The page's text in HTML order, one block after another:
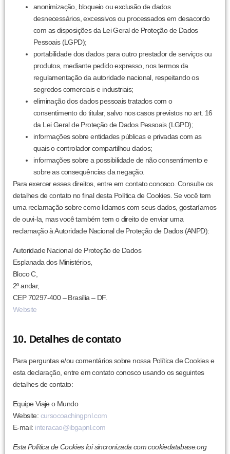
anonimização, bloqueio ou exclusão de dados
desnecessários, excessivos ou processados em desacordo
com as disposições da Lei Geral de Proteção de Dados
Pessoais (LGPD);
portabilidade dos dados para outro prestador de serviços ou
produtos, mediante pedido expresso, nos termos da
regulamentação da autoridade nacional, respeitando os
segredos comerciais e industriais;
eliminação dos dados pessoais tratados com o
consentimento do titular, salvo nos casos previstos no art. 16
da Lei Geral de Proteção de Dados Pessoais (LGPD);
informações sobre entidades públicas e privadas com as
quais o controlador compartilhou dados;
informações sobre a possibilidade de não consentimento e
sobre as consequências da negação.
Para exercer esses direitos, entre em contato conosco. Consulte os
detalhes de contato no final desta Política de Cookies. Se você tem
uma reclamação sobre como lidamos com seus dados, gostaríamos
de ouvi-la, mas você também tem o direito de enviar uma
reclamação à Autoridade Nacional de Proteção de Dados (ANPD):
Autoridade Nacional de Proteção de Dados
Esplanada dos Ministérios,
Bloco C,
2º andar,
CEP 70297-400 – Brasília – DF.
Website
10. Detalhes de contato
Para perguntas e/ou comentários sobre nossa Política de Cookies e
esta declaração, entre em contato conosco usando os seguintes
detalhes de contato:
Equipe Viaje o Mundo
Website: cursocoachingpnl.com
E-mail: interacao@ibgapnl.com
Esta Política de Cookies foi sincronizada com cookiedatabase.org